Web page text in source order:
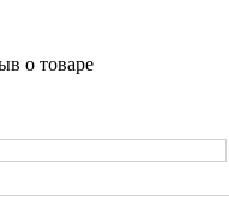
о товаре